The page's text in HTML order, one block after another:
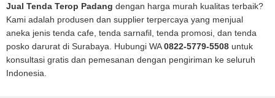
Jual Tenda Terop Padang dengan harga murah kualitas terbaik?
Kami adalah produsen dan supplier terpercaya yang menjual
aneka jenis tenda cafe, tenda sarnafil, tenda promosi, dan tenda
posko darurat di Surabaya. Hubungi WA0822-5779-5508 untuk
konsultasi gratis dan pemesanan dengan pengiriman ke seluruh
Indonesia.